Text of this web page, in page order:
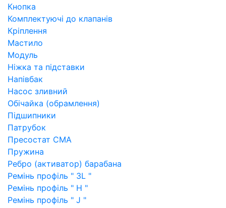
Кнопка
Комплектуючі до клапанів
Кріплення
Мастило
Модуль
Ніжка та підставки
Напівбак
Насос зливний
Обічайка (обрамлення)
Підшипники
Патрубок
Пресостат СМА
Пружина
Ребро (активатор) барабана
Ремінь профіль " 3L "
Ремінь профіль " H "
Ремінь профіль " J "